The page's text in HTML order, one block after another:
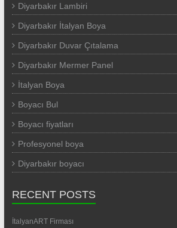
Diyarbakır Lambiri
Diyarbakır İtalyan Boya
Diyarbakır Duvar Çıtalama
Diyarbakır Mermer Panel
İtalyan Boya
Boyacı Bul
Boyacı fiyatları
Profesyonel boya
Diyarbakır boyacı
RECENT POSTS
İtalyanART Firması